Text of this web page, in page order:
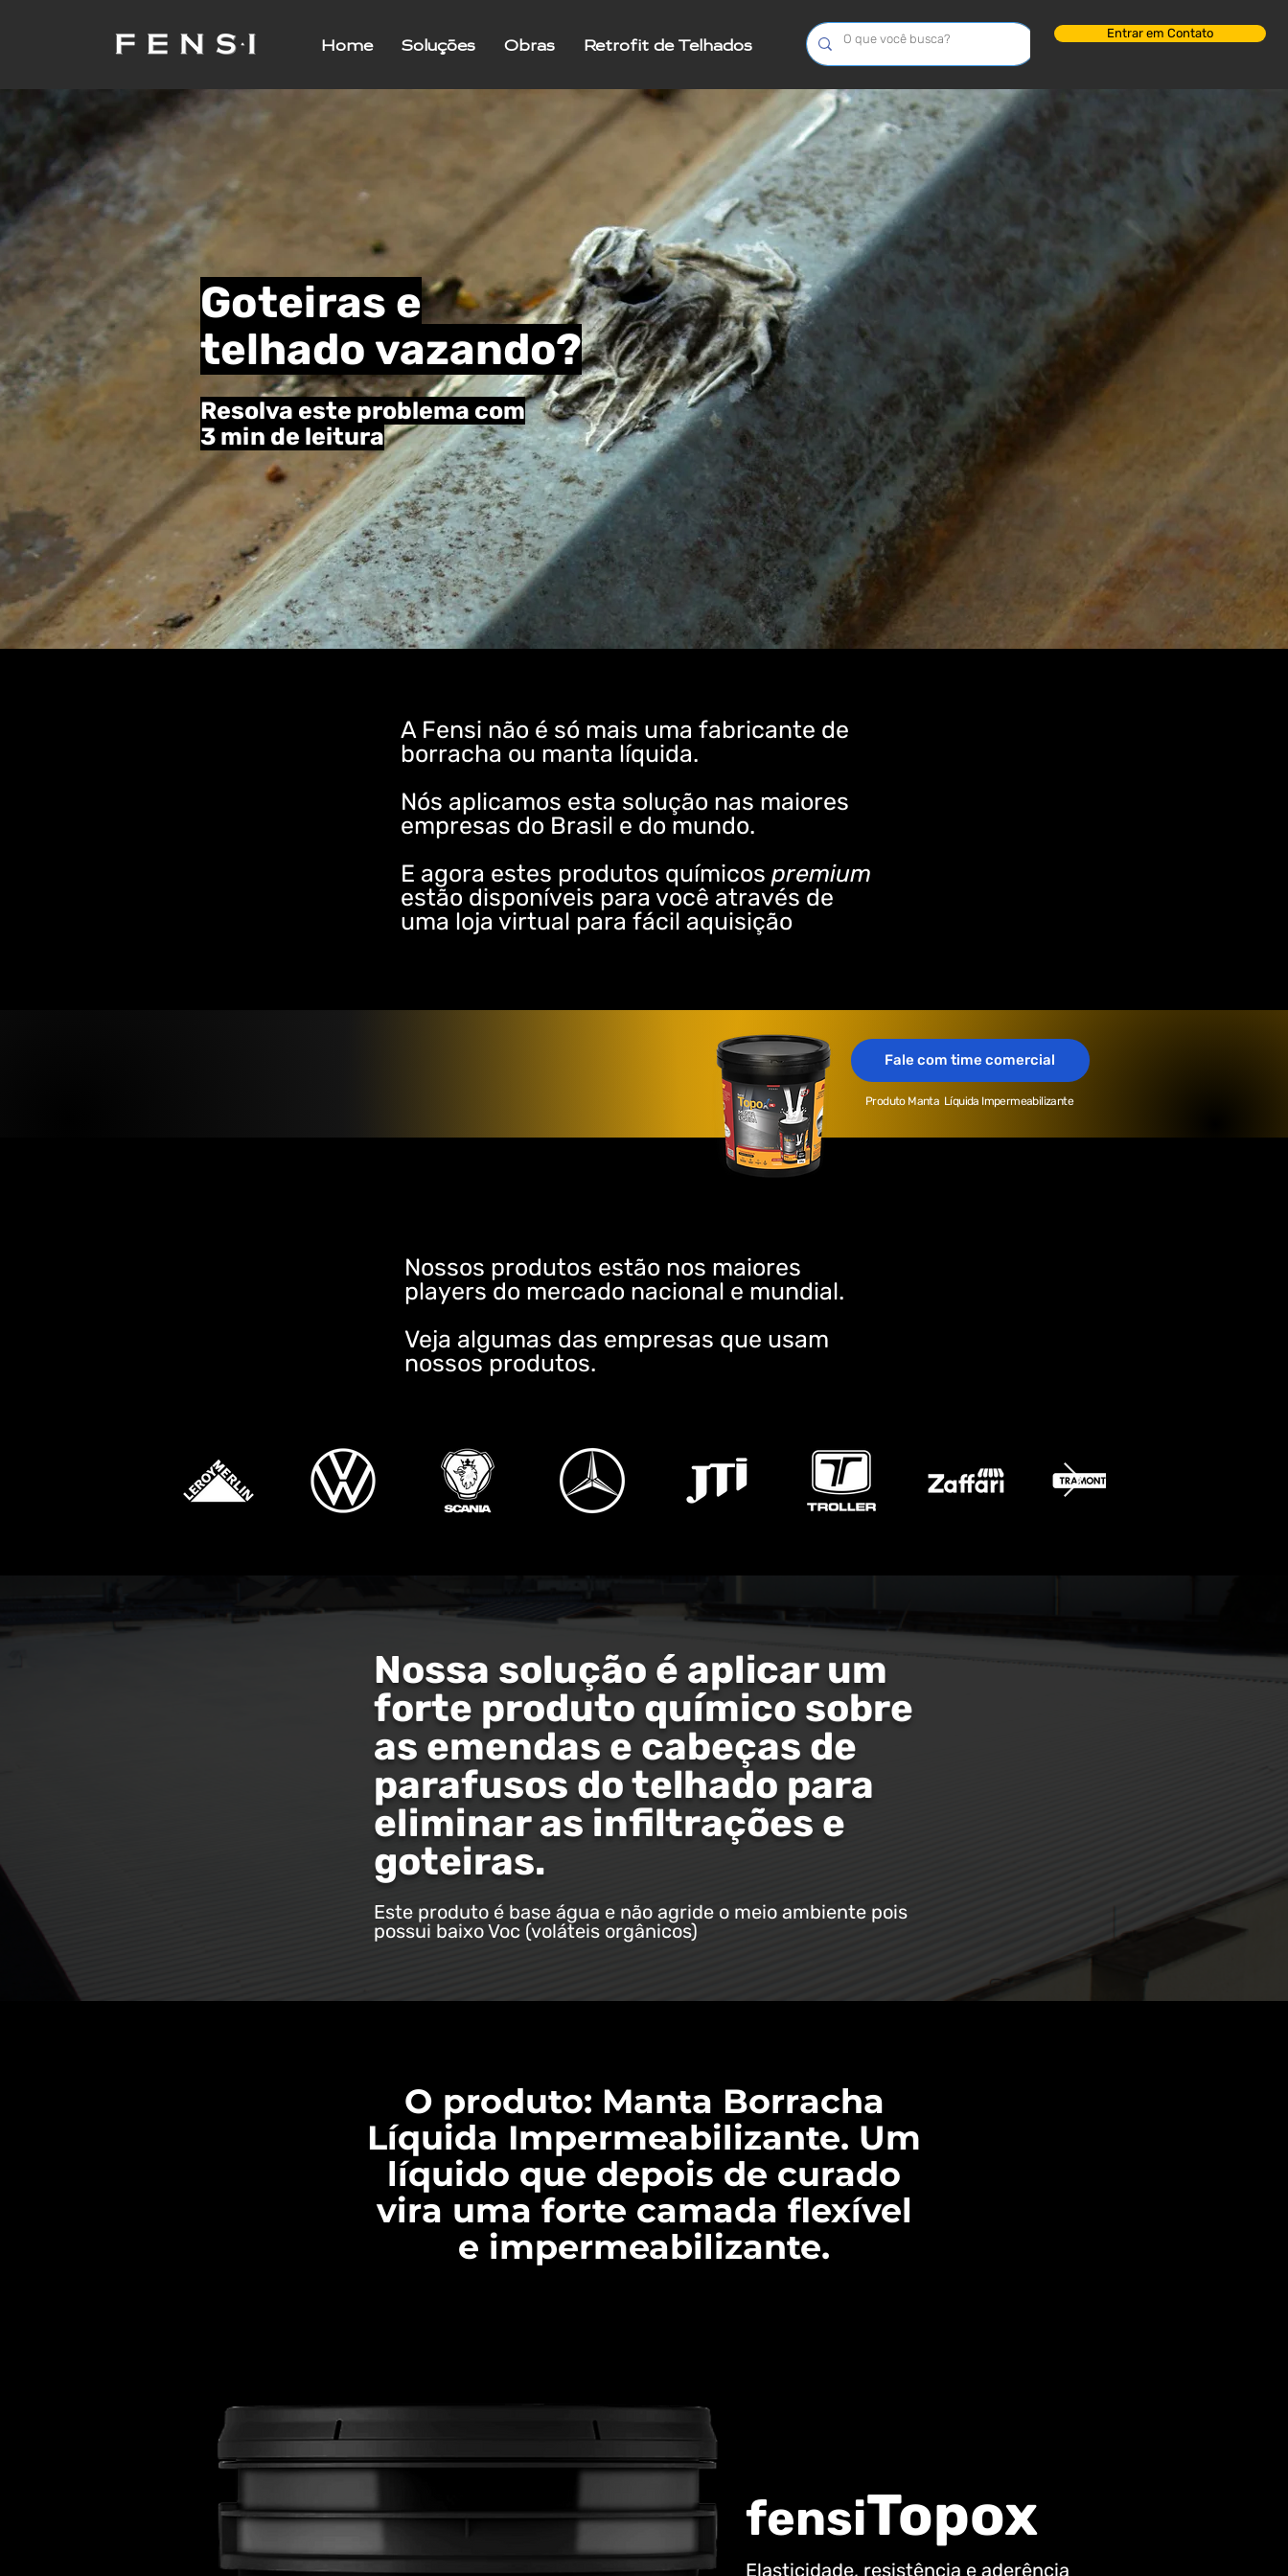
Home Soluções Obras Retrofit de Telhados Mais
Entrar em Contato
Goteiras e
telhado vazando?
Resolva este problema com
3 min de leitura
A Fensi não é só mais uma fabricante de
borracha ou manta líquida.
Nós aplicamos esta solução nas maiores
empresas do Brasil e do mundo.
E agora estes produtos químicos premium
estão disponíveis para você através de
uma loja virtual para fácil aquisição
Fale com time comercial
Produto Manta Líquida Impermeabilizante
Nossos produtos estão nos maiores
players do mercado nacional e mundial.
Veja algumas das empresas que usam
nossos produtos.
Nossa solução é aplicar um
forte produto químico sobre
as emendas e cabeças de
parafusos do telhado para
eliminar as infiltrações e
goteiras.
Este produto é base água e não agride o meio ambiente pois
possui baixo Voc (voláteis orgânicos)
O produto: Manta Borracha
Líquida Impermeabilizante. Um
líquido que depois de curado
vira uma forte camada flexível
e impermeabilizante.
fensiTopox
Elasticidade, resistência e aderência